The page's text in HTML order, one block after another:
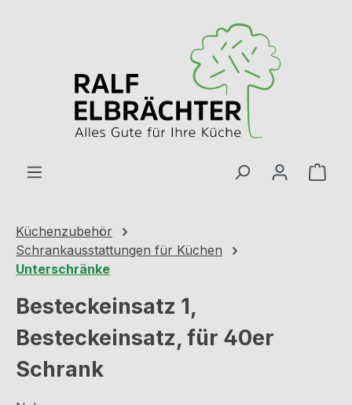
Küchenzubehör
Schrankausstattungen für Küchen
Unterschränke
Besteckeinsatz 1,
Besteckeinsatz, für 40er
Schrank